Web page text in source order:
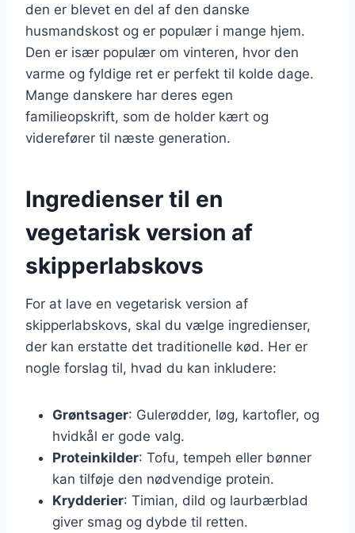
den er blevet en del af den danske
husmandskost og er populær i mange hjem.
Den er især populær om vinteren, hvor den
varme og fyldige ret er perfekt til kolde dage.
Mange danskere har deres egen
familieopskrift, som de holder kært og
viderefører til næste generation.
Ingredienser til en
vegetarisk version af
skipperlabskovs
For at lave en vegetarisk version af
skipperlabskovs, skal du vælge ingredienser,
der kan erstatte det traditionelle kød. Her er
nogle forslag til, hvad du kan inkludere:
Grøntsager: Gulerødder, løg, kartofler, og
hvidkål er gode valg.
Proteinkilder: Tofu, tempeh eller bønner
kan tilføje den nødvendige protein.
Krydderier: Timian, dild og laurbærblad
giver smag og dybde til retten.